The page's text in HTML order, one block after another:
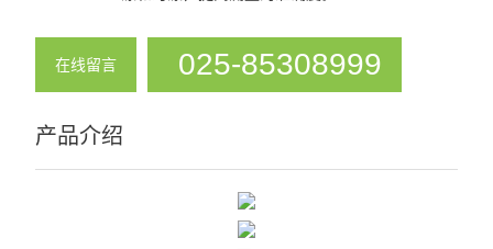
在线留言 025-85308999
产品介绍